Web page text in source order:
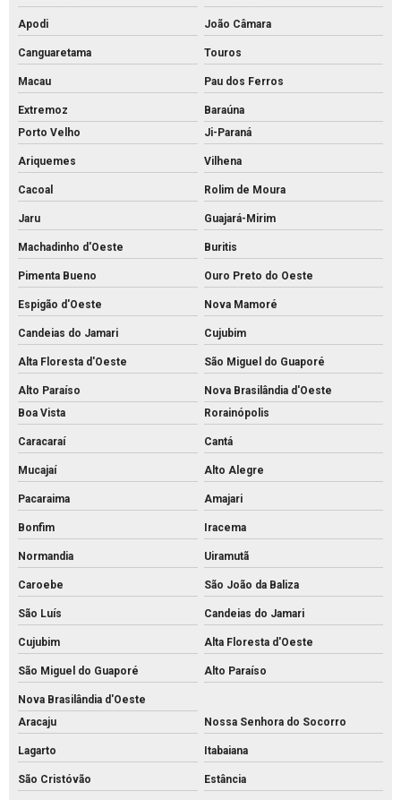
Apodi João Câmara
Canguaretama Touros
Macau Pau dos Ferros
Extremoz
Baraúna
Porto Velho
Ji-Paraná
Ariquemes Vilhena
Cacoal Rolim de Moura
Jaru Guajará-Mirim
Machadinho d'Oeste Buritis
Pimenta Bueno Ouro Preto do Oeste
Espigão d'Oeste Nova Mamoré
Candeias do Jamari Cujubim
Alta Floresta d'Oeste São Miguel do Guaporé
Alto Paraíso
Nova Brasilândia d'Oeste
Boa Vista
Rorainópolis
Caracaraí Cantá
Mucajaí Alto Alegre
Pacaraima Amajari
Bonfim Iracema
Normandia Uiramutã
Caroebe São João da Baliza
São Luís Candeias do Jamari
Cujubim Alta Floresta d'Oeste
São Miguel do Guaporé Alto Paraíso
Nova Brasilândia d'Oeste
Aracaju
Nossa Senhora do Socorro
Lagarto Itabaiana
São Cristóvão Estância